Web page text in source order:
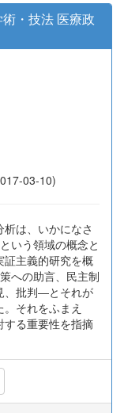
・技法 医療政
03-10)
は、いかになさ
いう領域の概念と
証主義的研究を概
への助言、民主制
、批判―とそれが
それをふまえ
する重要性を指摘